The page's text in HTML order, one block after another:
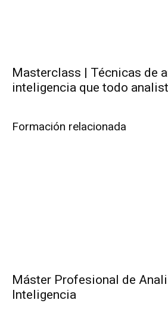
Masterclass | Técnicas de
inteligencia que todo
Formación relacionada
Máster Profesional de
Inteligencia